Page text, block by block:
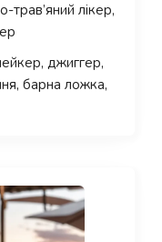
трав’яний лікер,
джиггер,
барна ложка,